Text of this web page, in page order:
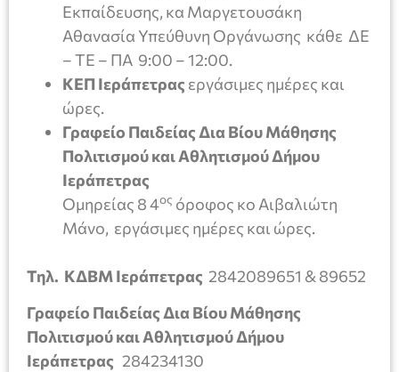
Εκπαίδευσης, κα Μαργετουσάκη
Αθανασία Υπεύθυνη Οργάνωσης κάθε ΔΕ
– ΤΕ – ΠΑ 9:00 – 12:00.
KEΠ Ιεράπετρας εργάσιμες ημέρες και
ώρες.
Γραφείο Παιδείας Δια Βίου Μάθησης
Πολιτισμού και Αθλητισμού Δήμου
Ιεράπετρας
Oμηρείας 8 4ος όροφος κο Αιβαλιώτη
Μάνο, εργάσιμες ημέρες και ώρες.
Τηλ. ΚΔΒΜ Ιεράπετρας 2842089651 & 89652
Γραφείο Παιδείας Δια Βίου Μάθησης
Πολιτισμού και Αθλητισμού Δήμου
Ιεράπετρας 284234130